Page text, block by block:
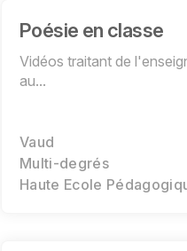
Poésie en classe
Vidéos traitant de
au...
Vaud
Multi-degrés
Haute Ecole